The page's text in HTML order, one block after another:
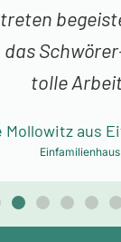
das
tolle
Mollowitz aus
Einfamilienhaus